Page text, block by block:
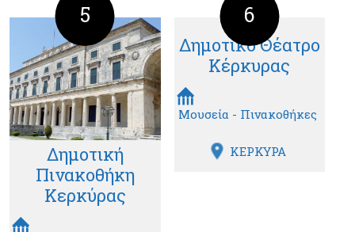
5
Δημοτική
Πινακοθήκη
Κερκύρας
6
Δημοτικό Θέατρο
Κέρκυρας
Μουσεία - Πινακοθήκες
ΚΕΡΚΥΡΑ